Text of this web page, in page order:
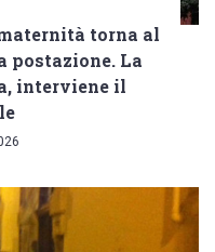
torna al
postazione. La
interviene il